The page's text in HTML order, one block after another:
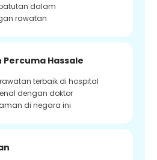
dalam
rawatan
Percuma Hassale
terbaik di hospital
dengan doktor
di negara ini